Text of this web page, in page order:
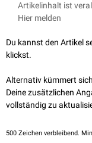
Artikelinhalt ist
Hier melden
Du kannst den Artikel
klickst.
Alternativ kümmert
Deine zusätzlichen
vollständig zu
500 Zeichen verbleibend.